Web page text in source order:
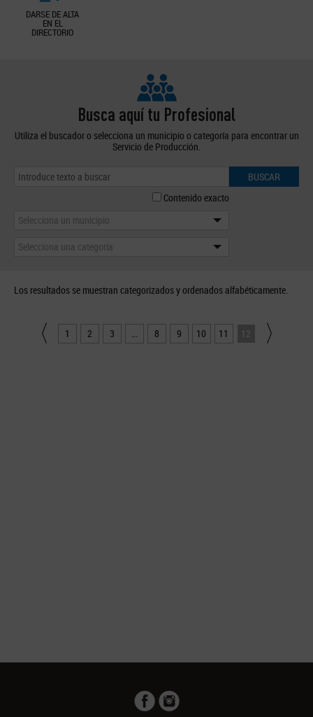
DARSE DE ALTA
EN EL
DIRECTORIO
Busca aquí tu Profesional
Utiliza el buscador o selecciona un municipio o categoría para encontrar un
Servicio de Producción.
BUSCAR
Contenido exacto
Selecciona un municipio
Selecciona una categoría
Los resultados se muestran categorizados y ordenados alfabéticamente.
1 2 3 ... 8 9 10 11 12